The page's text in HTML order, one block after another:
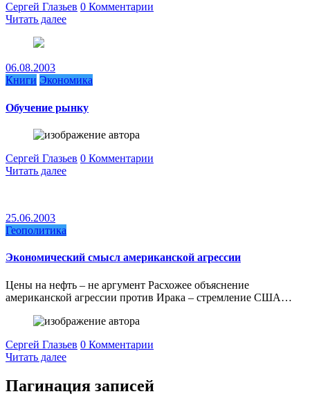
Сергей Глазьев 0 Комментарии
Читать далее
06.08.2003
Книги Экономика
Обучение рынку
Сергей Глазьев 0 Комментарии
Читать далее
25.06.2003
Геополитика
Экономический смысл американской агрессии
Цены на нефть – не аргумент Расхожее объяснение
американской агрессии против Ирака – стремление США…
Сергей Глазьев 0 Комментарии
Читать далее
Пагинация записей